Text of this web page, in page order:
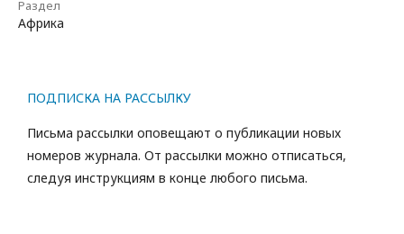
Раздел
Африка
ПОДПИСКА НА РАССЫЛКУ
Письма рассылки оповещают о публикации новых
номеров журнала. От рассылки можно отписаться,
следуя инструкциям в конце любого письма.